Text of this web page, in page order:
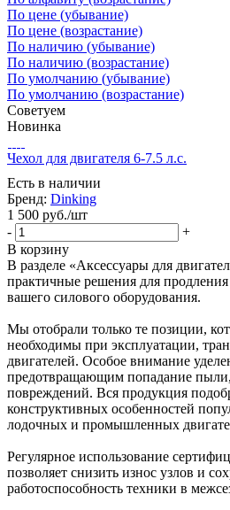
По цене (убывание)
По цене (возрастание)
По наличию (убывание)
По наличию (возрастание)
По умолчанию (убывание)
По умолчанию (возрастание)
Советуем
Новинка
Чехол для двигателя 6-7.5 л.с.
Есть в наличии
Бренд: Dinking
1 500 руб./шт
-
+
В корзину
В разделе «Аксессуары для
практичные решения для
вашего силового оборудования.
Мы отобрали только те позиции,
необходимы при эксплуатации,
двигателей. Особое внимание
предотвращающим попадание
повреждений. Вся продукция
конструктивных особенностей
лодочных и промышленных
Регулярное использование
позволяет снизить износ узлов и
работоспособность техники в